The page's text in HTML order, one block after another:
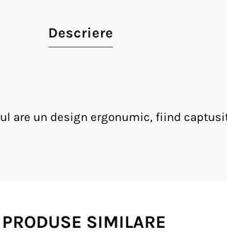
Descriere
are un design ergonumic, fiind
PRODUSE SIMILARE